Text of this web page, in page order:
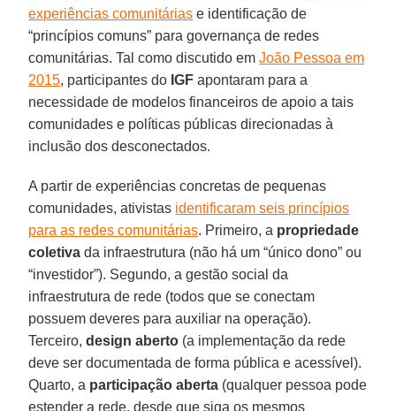
experiências comunitárias e identificação de
“princípios comuns” para governança de redes
comunitárias. Tal como discutido emJoão Pessoa em
2015, participantes do IGF apontaram para a
necessidade de modelos financeiros de apoio a tais
comunidades e políticas públicas direcionadas à
inclusão dos desconectados.
A partir de experiências concretas de pequenas
comunidades, ativistas identificaram seis princípios
para as redes comunitárias. Primeiro, a propriedade
coletivada infraestrutura (não há um “único dono” ou
“investidor”). Segundo, a gestão social da
infraestrutura de rede (todos que se conectam
possuem deveres para auxiliar na operação).
Terceiro,design aberto (a implementação da rede
deve ser documentada de forma pública e acessível).
Quarto, a participação aberta (qualquer pessoa pode
estender a rede, desde que siga os mesmos